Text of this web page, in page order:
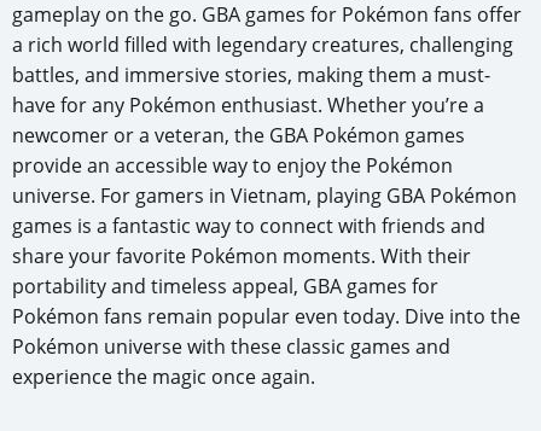
gameplay on the go. GBA games for Pokémon fans offer
a rich world filled with legendary creatures, challenging
battles, and immersive stories, making them a must-
have for any Pokémon enthusiast. Whether you’re a
newcomer or a veteran, the GBA Pokémon games
provide an accessible way to enjoy the Pokémon
universe. For gamers in Vietnam, playing GBA Pokémon
games is a fantastic way to connect with friends and
share your favorite Pokémon moments. With their
portability and timeless appeal, GBA games for
Pokémon fans remain popular even today. Dive into the
Pokémon universe with these classic games and
experience the magic once again.